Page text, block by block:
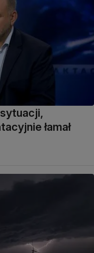
łamał